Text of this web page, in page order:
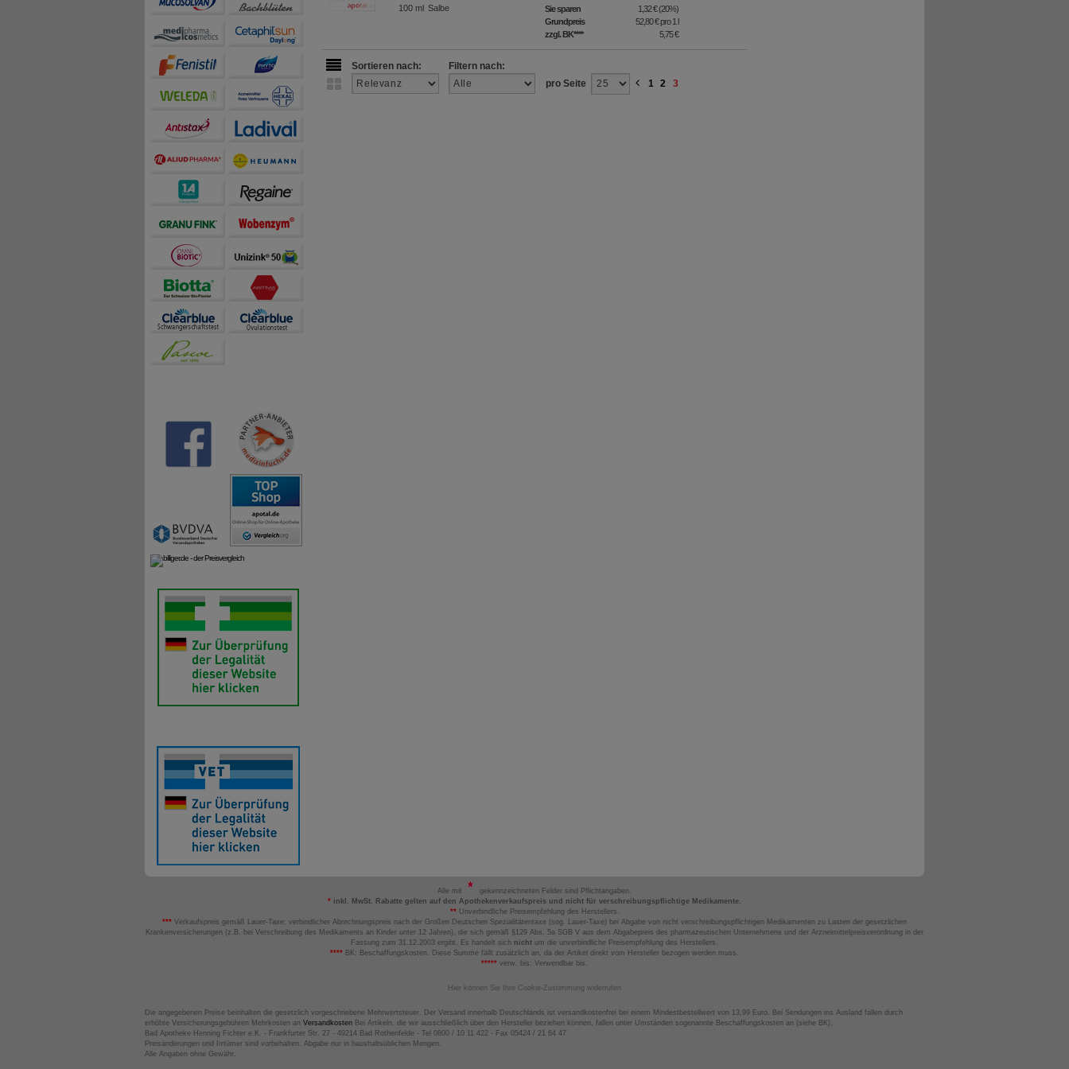
100 ml Salbe Sie sparen 1,32 €(20%)
Grundpreis
52,80 €pro 1 l
zzgl. BK**** 5,75 €
Sortieren nach:
Filtern nach:
pro Seite
1 2 3
Alle mit
gekennzeichneten Felder sind Pflichtangaben.
* inkl. MwSt. Rabatte gelten auf den Apothekenverkaufspreis und nicht für verschreibungspflichtige Medikamente.
**Unverbindliche Preisempfehlung des Herstellers.
*** Verkaufspreis gemäß Lauer-Taxe; verbindlicher Abrechnungspreis nach der Großen Deutschen Spezialitätentaxe (sog. Lauer-Taxe) bei Abgabe von nicht verschreibungspflichtigen Medikamenten zu Lasten der gesetzlichen
Krankenversicherungen (z.B. bei Verschreibung des Medikaments an Kinder unter 12 Jahren), die sich gemäß §129 Abs. 5a SGB V aus dem Abgabepreis des pharmazeutischen Unternehmens und der Arzneimittelpreisverordnung in der
Fassung zum 31.12.2003 ergibt. Es handelt sich nicht um die unverbindliche Preisempfehlung des Herstellers.
**** BK: Beschaffungskosten. Diese Summe fällt zusätzlich an, da der Artikel direkt vom Hersteller bezogen werden muss.
***** verw. bis: Verwendbar bis.
Hier können Sie Ihre Cookie-Zustimmung widerrufen
Die angegebenen Preise beinhalten die gesetzlich vorgeschriebene Mehrwertsteuer. Der Versand innerhalb Deutschlands ist versandkostenfrei bei einem Mindestbestellwert von 13,99 Euro. Bei Sendungen ins Ausland fallen durch
erhöhte Versicherungsgebühren Mehrkosten an Versandkosten Bei Artikeln, die wir ausschließlich über den Hersteller beziehen können, fallen unter Umständen sogenannte Beschaffungskosten an (siehe BK).
Bad Apotheke Henning Fichter e.K. - Frankfurter Str. 27 - 49214 Bad Rothenfelde - Tel 0800 / 10 11 422 - Fax 05424 / 21 64 47
Preisänderungen und Irrtümer sind vorbehalten. Abgabe nur in haushaltsüblichen Mengen.
Alle Angaben ohne Gewähr.